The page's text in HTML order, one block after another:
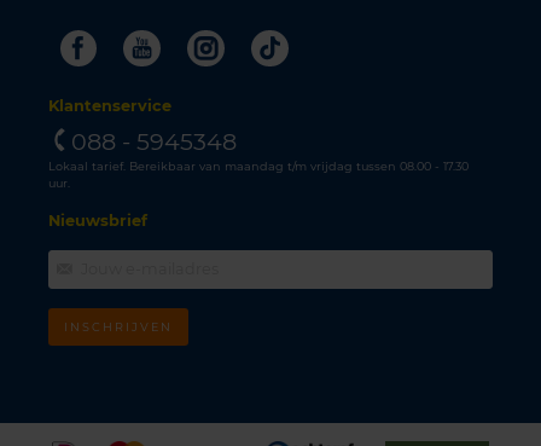
FacebookYoutubeInstagram
Tiktok
Klantenservice
088 - 5945348
Lokaal tarief. Bereikbaar van maandag t/m vrijdag tussen 08.00 - 17.30
uur.
Nieuwsbrief
INSCHRIJVEN